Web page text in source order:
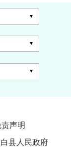
责声明
县人民政府